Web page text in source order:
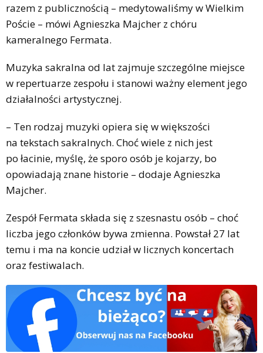
razem z publicznością – medytowaliśmy w Wielkim
Poście – mówi Agnieszka Majcher z chóru
kameralnego Fermata.
Muzyka sakralna od lat zajmuje szczególne miejsce
w repertuarze zespołu i stanowi ważny element jego
działalności artystycznej.
– Ten rodzaj muzyki opiera się w większości
na tekstach sakralnych. Choć wiele z nich jest
po łacinie, myślę, że sporo osób je kojarzy, bo
opowiadają znane historie – dodaje Agnieszka
Majcher.
Zespół Fermata składa się z szesnastu osób – choć
liczba jego członków bywa zmienna. Powstał 27 lat
temu i ma na koncie udział w licznych koncertach
oraz festiwalach.